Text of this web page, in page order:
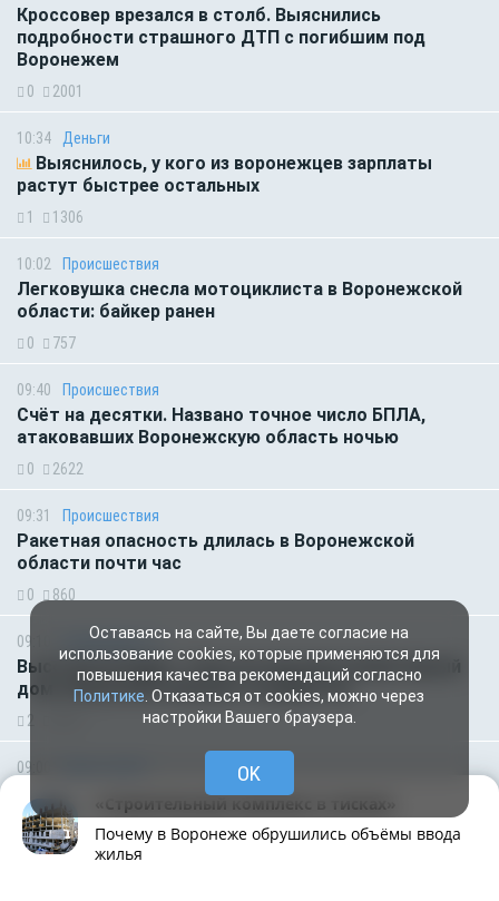
Кроссовер врезался в столб. Выяснились
подробности страшного ДТП с погибшим под
Воронежем
0 2001
10:34 Деньги
Выяснилось, у кого из воронежцев зарплаты
растут быстрее остальных
1 1306
10:02 Происшествия
Легковушка снесла мотоциклиста в Воронежской
области: байкер ранен
0 757
09:40 Происшествия
Счёт на десятки. Названо точное число БПЛА,
атаковавших Воронежскую область ночью
0 2622
09:31 Происшествия
Ракетная опасность длилась в Воронежской
области почти час
0 860
09:10 Недвижимость
Высотки не будет. Участок под многоквартирный
дом в Воронеже вернули государству
2
09:00
Медицинскую помощь и поддержку страховой
компании можно получить независимо от региона
выдачи полиса ОМС
«Строительный комплекс в тисках»
Почему в Воронеже обрушились объёмы ввода
жилья
Оставаясь на сайте, Вы даете согласие на
использование cookies, которые применяются для
повышения качества рекомендаций согласно
Политике . Отказаться от cookies, можно через
настройки Вашего браузера.
OK